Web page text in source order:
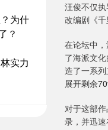
汪俊不仅
改编剧《千
在论坛中
了海派文
造了一系
展开剩余
对于这部
录，并迅
为什
？
实力